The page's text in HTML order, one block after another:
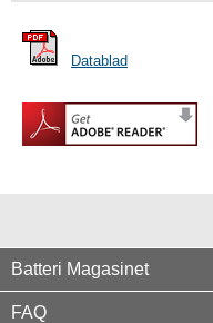
Datablad
Batteri Magasinet
FAQ